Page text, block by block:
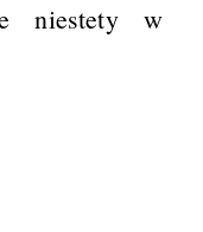
niestety w